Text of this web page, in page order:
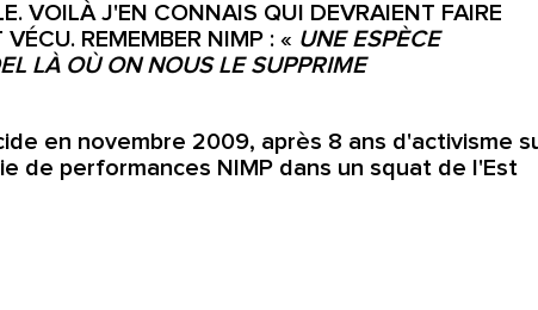
VOILÀ J'EN CONNAIS QUI DEVRAIENT FAIRE
REMEMBER NIMP : « UNE ESPÈCE
LÀ OÙ ON NOUS LE SUPPRIME
en novembre 2009, après 8 ans d'activisme
de performances NIMP dans un squat de l'Est